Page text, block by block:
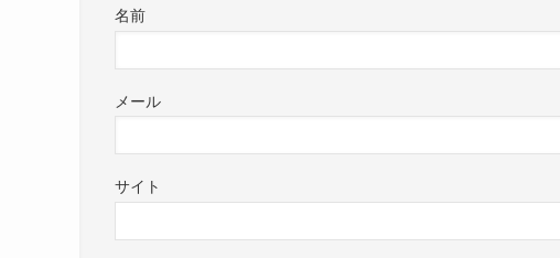
名前
メール
サイト